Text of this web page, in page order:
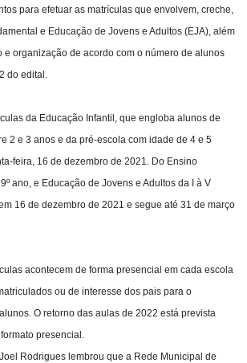
para efetuar as matrículas que envolvem, creche,
e Educação de Jovens e Adultos (EJA), além
e organização de acordo com o número de alunos
do edital.
da Educação Infantil, que engloba alunos de
2 e 3 anos e da pré-escola com idade de 4 e 5
feira, 16 de dezembro de 2021. Do Ensino
ano, e Educação de Jovens e Adultos da I à V
16 de dezembro de 2021 e segue até 31 de março
acontecem de forma presencial em cada escola
ou de interesse dos pais para o
O retorno das aulas de 2022 está prevista
presencial.
Rodrigues lembrou que a Rede Municipal de